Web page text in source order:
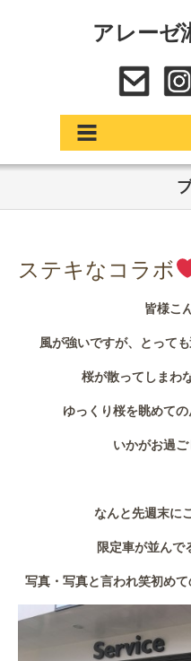
アレーゼ
中古車
ステキなコラボ
皆様こ
風が強いですが、とって
桜が散ってしまわ
ゆっくり桜を眺めて
いかがお過
なんと先週末に
限定車が並んで
写真・写真と言われ笑初め